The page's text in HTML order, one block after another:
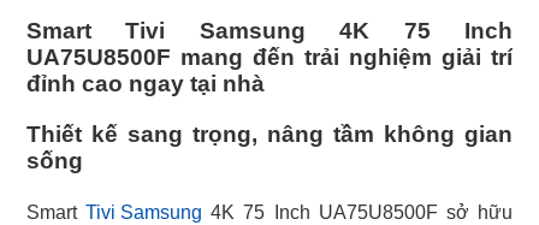
Smart Tivi Samsung 4K 75 Inch
UA75U8500F mang đến trải nghiệm giải trí
đỉnh cao ngay tại nhà
Thiết kế sang trọng, nâng tầm không gian
sống
Smart Tivi Samsung 4K 75 Inch UA75U8500F sở hữu